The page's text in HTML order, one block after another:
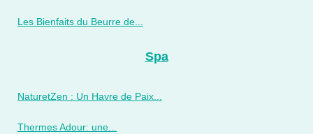
Les Bienfaits du Beurre de...
Spa
NaturetZen : Un Havre de Paix...
Thermes Adour: une...